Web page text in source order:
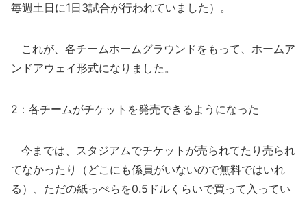
毎週土日に1日3試合が行われていました）。
これが、各チームホームグラウンドをもって、ホームア
ンドアウェイ形式になりました。
2：各チームがチケットを発売できるようになった
今までは、スタジアムでチケットが売られてたり売られ
てなかったり（どこにも係員がいないので無料ではいれ
る）、ただの紙っぺらを0.5ドルくらいで買って入ってい